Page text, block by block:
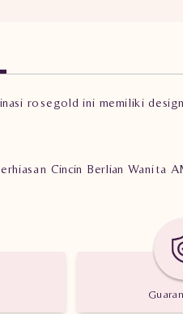
rosegold ini memiliki
Cincin Berlian Wanita